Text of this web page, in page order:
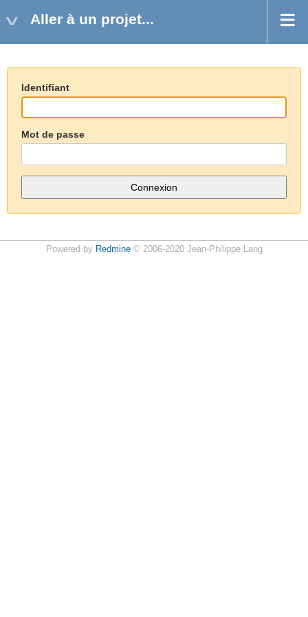
Aller à un projet...
Identifiant
Mot de passe
Powered by Redmine© 2006-2020 Jean-Philippe Lang